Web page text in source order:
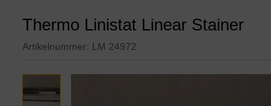
Thermo Linistat Linear Stainer
Artikelnummer: LM 24972